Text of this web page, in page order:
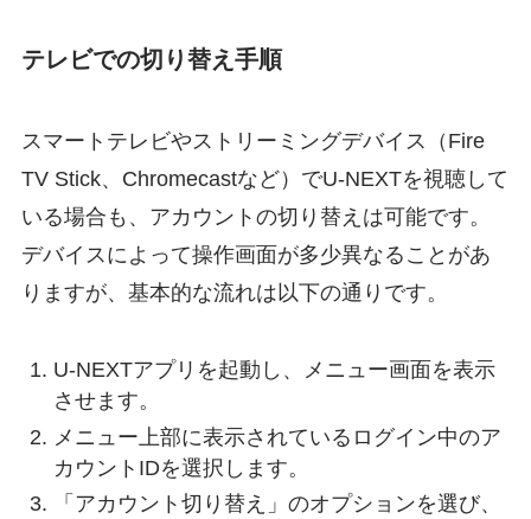
テレビでの切り替え手順
スマートテレビやストリーミングデバイス（Fire
TV Stick、Chromecastなど）でU-NEXTを視聴して
いる場合も、アカウントの切り替えは可能です。
デバイスによって操作画面が多少異なることがあ
りますが、基本的な流れは以下の通りです。
U-NEXTアプリを起動し、メニュー画面を表示
させます。
メニュー上部に表示されているログイン中のア
カウントIDを選択します。
「アカウント切り替え」のオプションを選び、